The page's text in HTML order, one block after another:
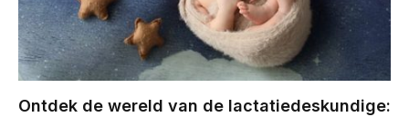
Ontdek de wereld van de lactatiedeskundige: